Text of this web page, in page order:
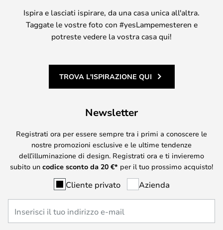
Ispira e lasciati ispirare, da una casa unica all'altra.
Taggate le vostre foto con #yesLampemesteren e
potreste vedere la vostra casa qui!
TROVA L'ISPIRAZIONE QUI
Newsletter
Registrati ora per essere sempre tra i primi a conoscere le
nostre promozioni esclusive e le ultime tendenze
dell’illuminazione di design. Registrati ora e ti invieremo
subito un codice sconto da 20 €* per il tuo prossimo acquisto!
Cliente privato Azienda